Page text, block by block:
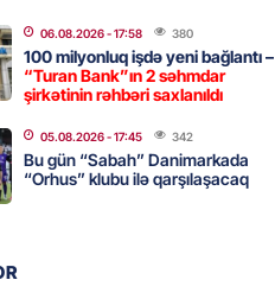
- 09:20
- 09:11 168
cərrahiyyə təhlükəsi:
06.08.2026- 17:58 380
100 milyonluq işdə yeni bağlantı –
“Turan Bank”ın 2 səhmdar
şirkətinin rəhbəri saxlanıldı
05.08.2026- 17:45 342
Bu gün “Sabah” Danimarkada
“Orhus” klubu ilə qarşılaşacaq